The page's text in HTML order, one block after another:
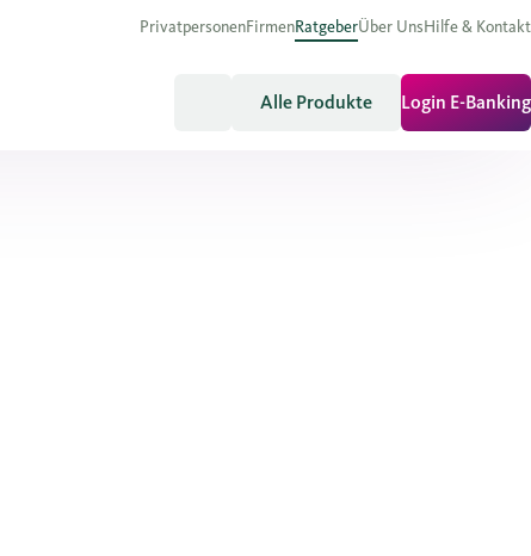
PrivatpersonenFirmenRatgeberÜber UnsHilfe & Kontakt
Alle Produkte Login E-Banking